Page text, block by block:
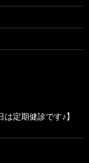
定期健診です♪】